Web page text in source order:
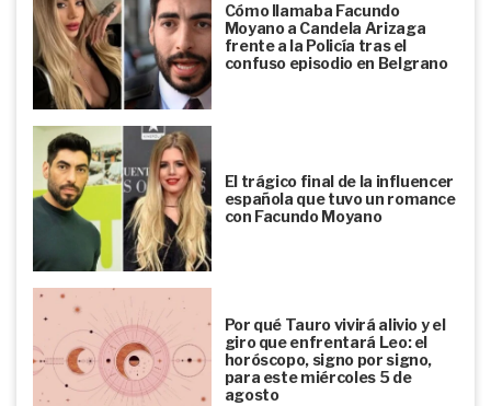
Cómo llamaba Facundo
Moyano a Candela Arizaga
frente a la Policía tras el
confuso episodio en Belgrano
El trágico final de la influencer
española que tuvo un romance
con Facundo Moyano
Por qué Tauro vivirá alivio y el
giro que enfrentará Leo: el
horóscopo, signo por signo,
para este miércoles 5 de
agosto